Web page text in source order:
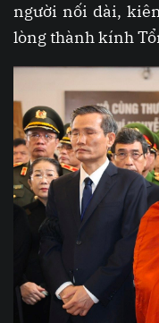
người nối dài,
lòng thành kính